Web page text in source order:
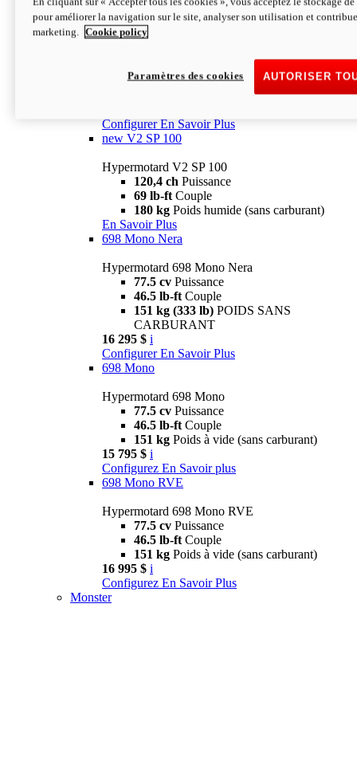
Configurer En Savoir Plus
newV2 SP
69 lb-ftCouple
Poids humide (sans carburant)
Configurer En Savoir Plus
new V2 SP 100
Hypermotard V2 SP 100
120,4 ch Puissance
69 lb-ft Couple
180 kg Poids humide (sans carburant)
En Savoir Plus
698 Mono Nera
Hypermotard 698 Mono Nera
77.5 cv Puissance
46.5 lb-ft Couple
151 kg (333 lb) POIDS SANS
CARBURANT
16 295 $ i
Configurer En Savoir Plus
698 Mono
Hypermotard 698 Mono
77.5 cv Puissance
46.5 lb-ft Couple
151 kg Poids à vide (sans carburant)
15 795 $ i
Configurez En Savoir plus
698 Mono RVE
Hypermotard 698 Mono RVE
77.5 cv Puissance
46.5 lb-ft Couple
151 kg Poids à vide (sans carburant)
16 995 $ i
Configurez En Savoir Plus
Monster
pour améliorer la navigation sur le site, analyser son utilisation et
marketing.
Cookie policy
AUTORISER
Paramètres des cookies